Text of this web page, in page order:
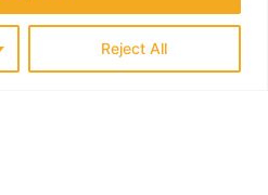
Reject All